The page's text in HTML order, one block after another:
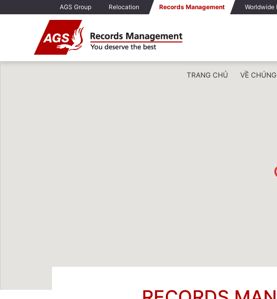
AGS Group Relocation Records Management Worldwide
TRANG CHỦ VỀ